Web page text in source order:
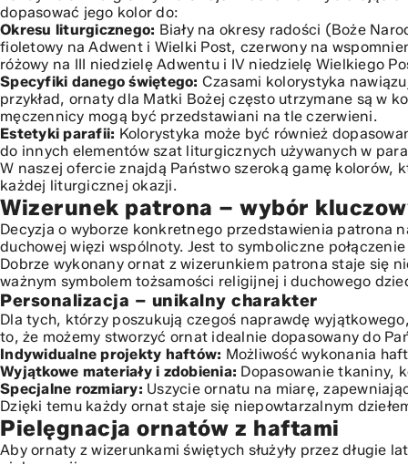
dopasować jego kolor do:
Okresu liturgicznego: Biały na okresy radości (Boże
fioletowy na Adwent i Wielki Post, czerwony na
różowy na III niedzielę Adwentu i IV niedzielę Wielkiego
Specyfiki danego świętego: Czasami kolorystyka
przykład, ornaty dla Matki Bożej często utrzymane są w
męczennicy mogą być przedstawiani na tle czerwieni.
Estetyki parafii: Kolorystyka może być również
do innych elementów szat liturgicznych używanych w
W naszej ofercie znajdą Państwo szeroką gamę kolorów,
każdej liturgicznej okazji.
Wizerunek patrona – wybór
Decyzja o wyborze konkretnego przedstawienia patrona
duchowej więzi wspólnoty. Jest to symboliczne
Dobrze wykonany ornat z wizerunkiem patrona staje się
ważnym symbolem tożsamości religijnej i duchowego
Personalizacja – unikalny charakter
Dla tych, którzy poszukują czegoś naprawdę
to, że możemy stworzyć ornat idealnie dopasowany do
Indywidualne projekty haftów: Możliwość wykonania
Wyjątkowe materiały i zdobienia: Dopasowanie tkaniny,
Specjalne rozmiary: Uszycie ornatu na miarę,
Dzięki temu każdy ornat staje się niepowtarzalnym
Pielęgnacja ornatów z haftami
Aby ornaty z wizerunkami świętych służyły przez długie